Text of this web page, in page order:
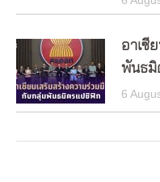
อาเซี
พันธมิ
6